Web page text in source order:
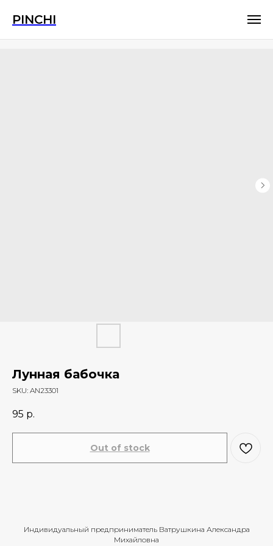
PINCHI
Лунная бабочка
SKU: AN23301
95 р.
Out of stock
Индивидуальный предприниматель Ватрушкина Александра
Михайловна